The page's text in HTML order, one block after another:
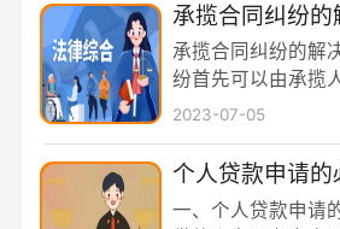
承揽合同纠纷的
合同质保期一般
看点
承揽合同纠纷的解
纷首先可以由承揽
2023-07-05
个人贷款申请
么？申请贷款
一、个人贷款申请